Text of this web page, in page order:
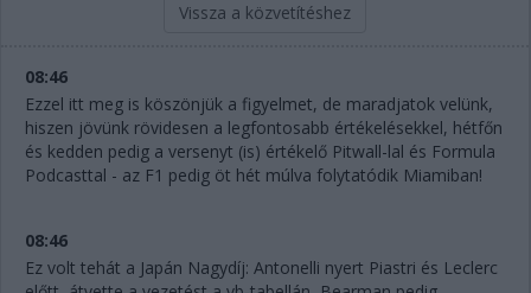
Vissza a közvetítéshez
08:46
Ezzel itt meg is köszönjük a figyelmet, de maradjatok velünk,
hiszen jövünk rövidesen a legfontosabb értékelésekkel, hétfőn
és kedden pedig a versenyt (is) értékelő Pitwall-lal és Formula
Podcasttal - az F1 pedig öt hét múlva folytatódik Miamiban!
08:46
Ez volt tehát a Japán Nagydíj: Antonelli nyert Piastri és Leclerc